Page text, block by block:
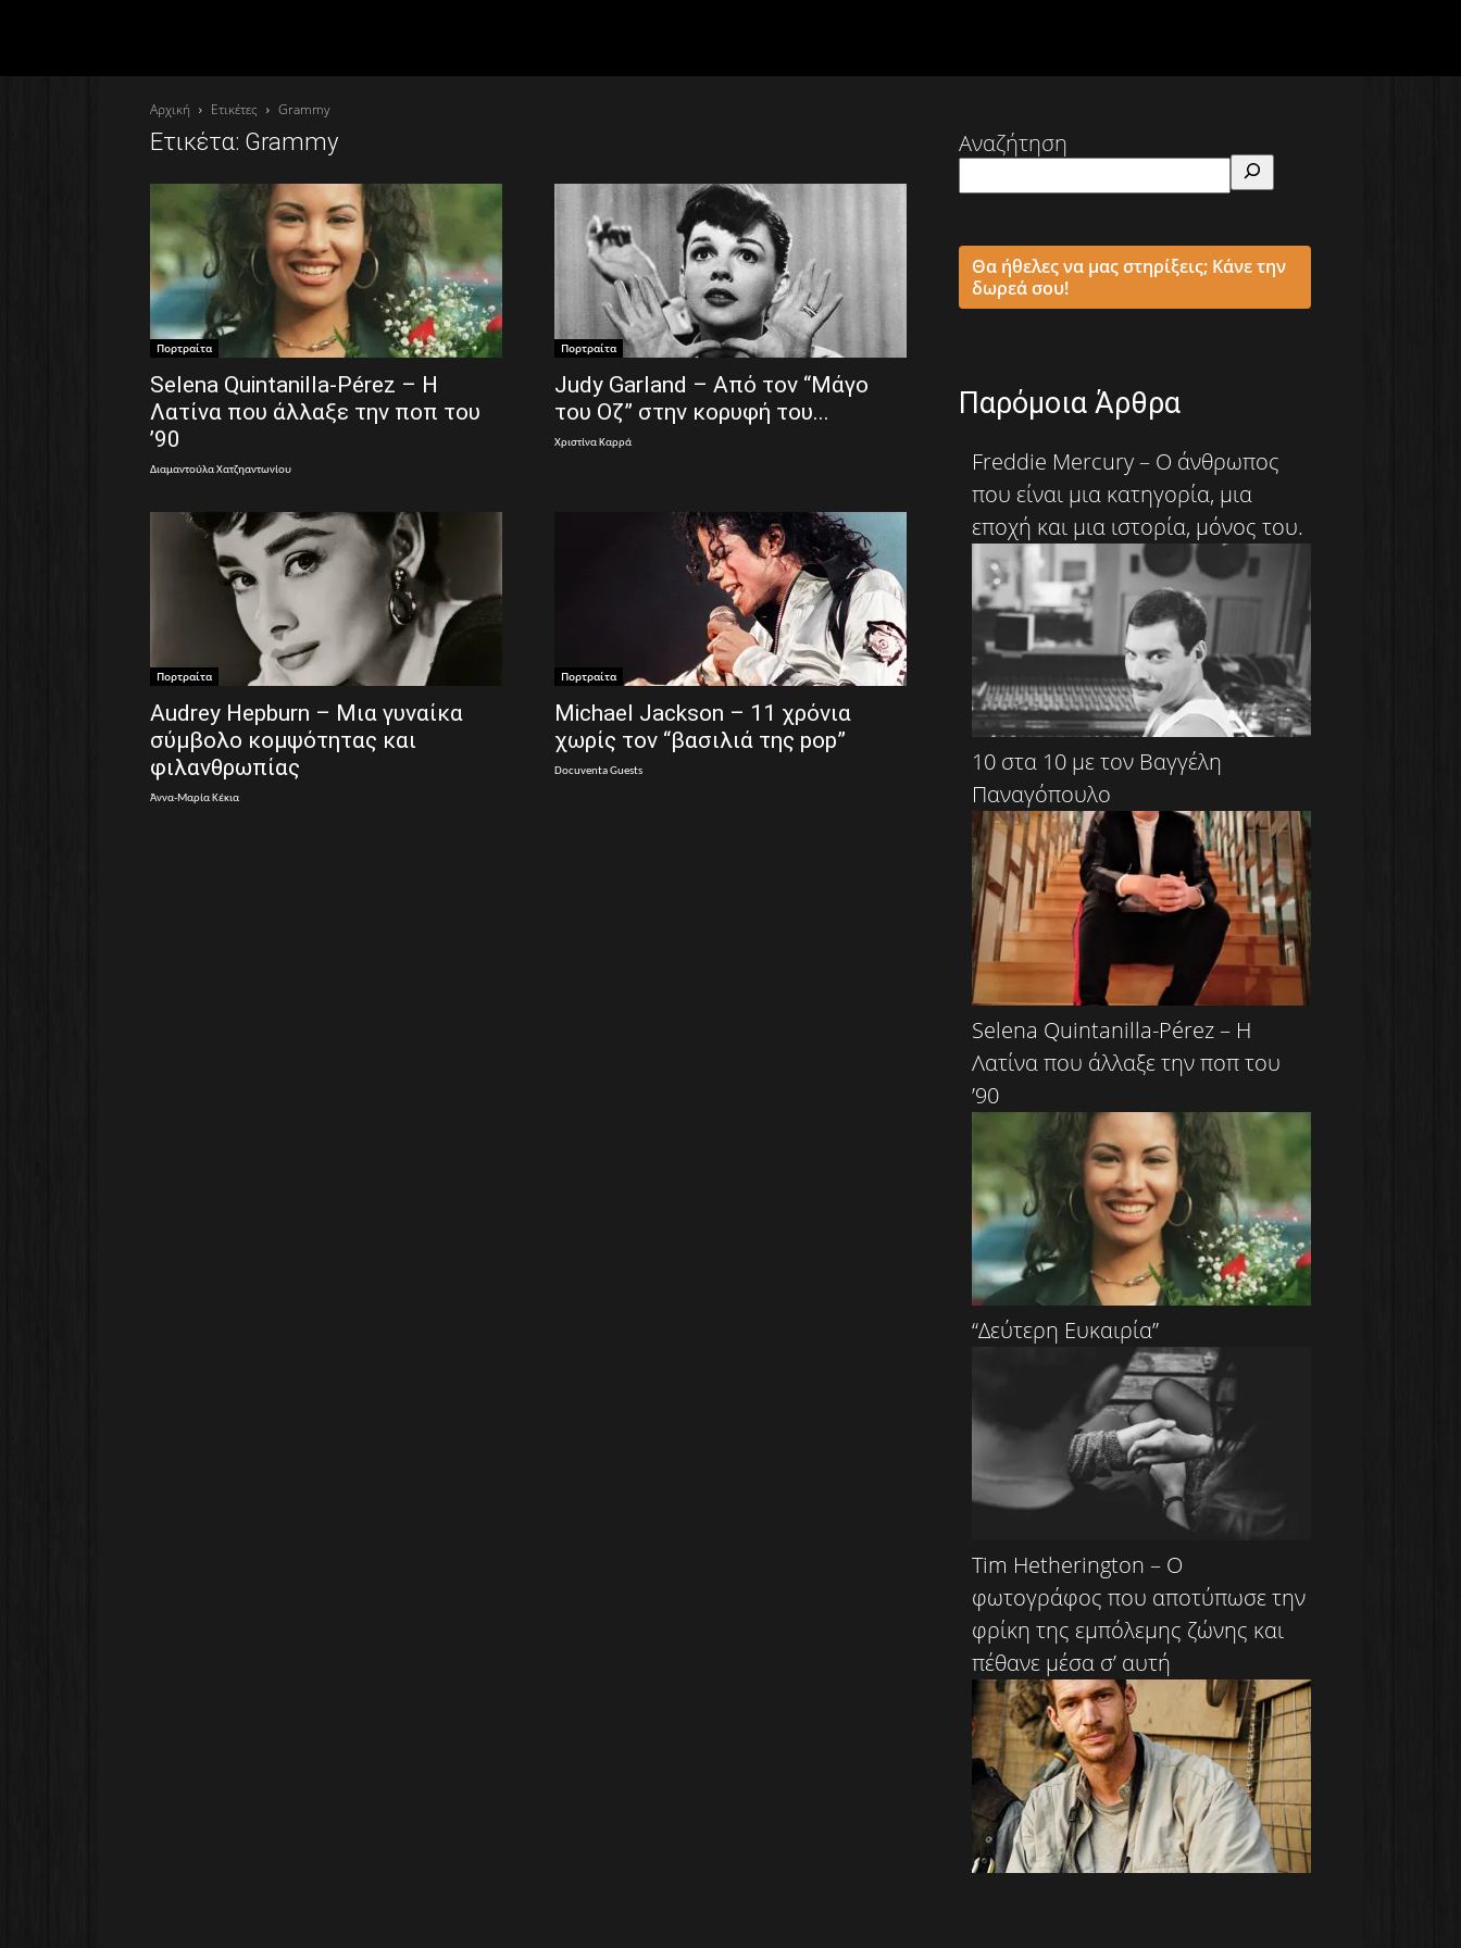
Αρχική Ετικέτες Grammy
Ετικέτα: Grammy
Πορτραίτα
Selena Quintanilla-Pérez – Η
Λατίνα που άλλαξε την ποπ του
’90
Διαμαντούλα Χατζηαντωνίου
Πορτραίτα
Judy Garland – Από τον “Μάγο
του Οζ” στην κορυφή του...
Χριστίνα Καρρά
Πορτραίτα
Audrey Hepburn – Μια γυναίκα
σύμβολο κομψότητας και
φιλανθρωπίας
Άννα-Μαρία Κέκια
Πορτραίτα
Michael Jackson – 11 χρόνια
χωρίς τον “βασιλιά της pop”
Docuventa Guests
Αναζήτηση
Θα ήθελες να μας στηρίξεις; Κάνε την
δωρεά σου!
Παρόμοια Άρθρα
Freddie Mercury – Ο άνθρωπος
που είναι μια κατηγορία, μια
εποχή και μια ιστορία, μόνος του.
10 στα 10 με τον Βαγγέλη
Παναγόπουλο
Selena Quintanilla-Pérez – Η
Λατίνα που άλλαξε την ποπ του
’90
“Δεύτερη Ευκαιρία”
Tim Hetherington – Ο
φωτογράφος που αποτύπωσε την
φρίκη της εμπόλεμης ζώνης και
πέθανε μέσα σ’ αυτή